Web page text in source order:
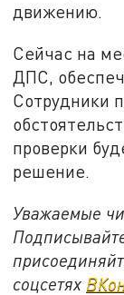
движению.
Сейчас на
ДПС,
Сотрудники
проверки
решение.
Уважаемые
соцсетях